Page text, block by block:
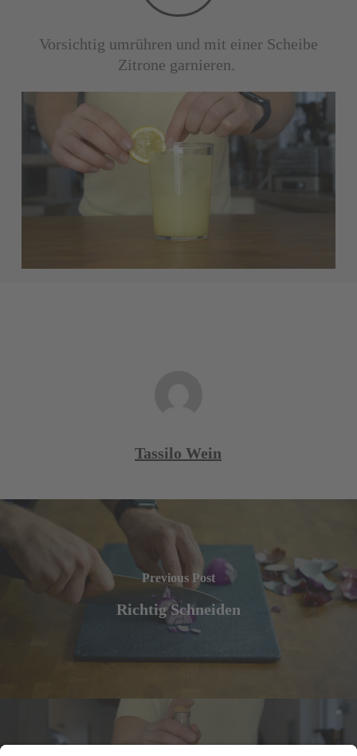
Vorsichtig umrühren und mit einer Scheibe
Zitrone garnieren.
Tassilo Wein
Previous Post
Richtig Schneiden